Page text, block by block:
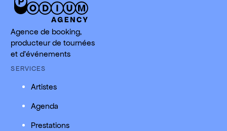
Agence de booking,
producteur de tournées
et d'événements
SERVICES
Artistes
Agenda
Prestations